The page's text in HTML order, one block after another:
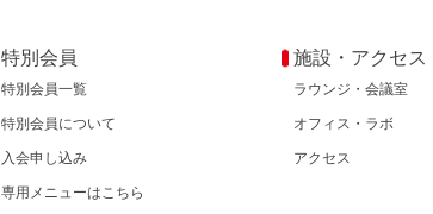
特別会員
特別会員一覧
特別会員について
入会申し込み
専用メニューはこちら
施設・アクセス
ラウンジ・会議室
オフィス・ラボ
アクセス